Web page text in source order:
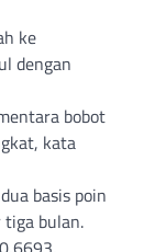
ke
dengan
bobot
kata
basis poin
bulan.